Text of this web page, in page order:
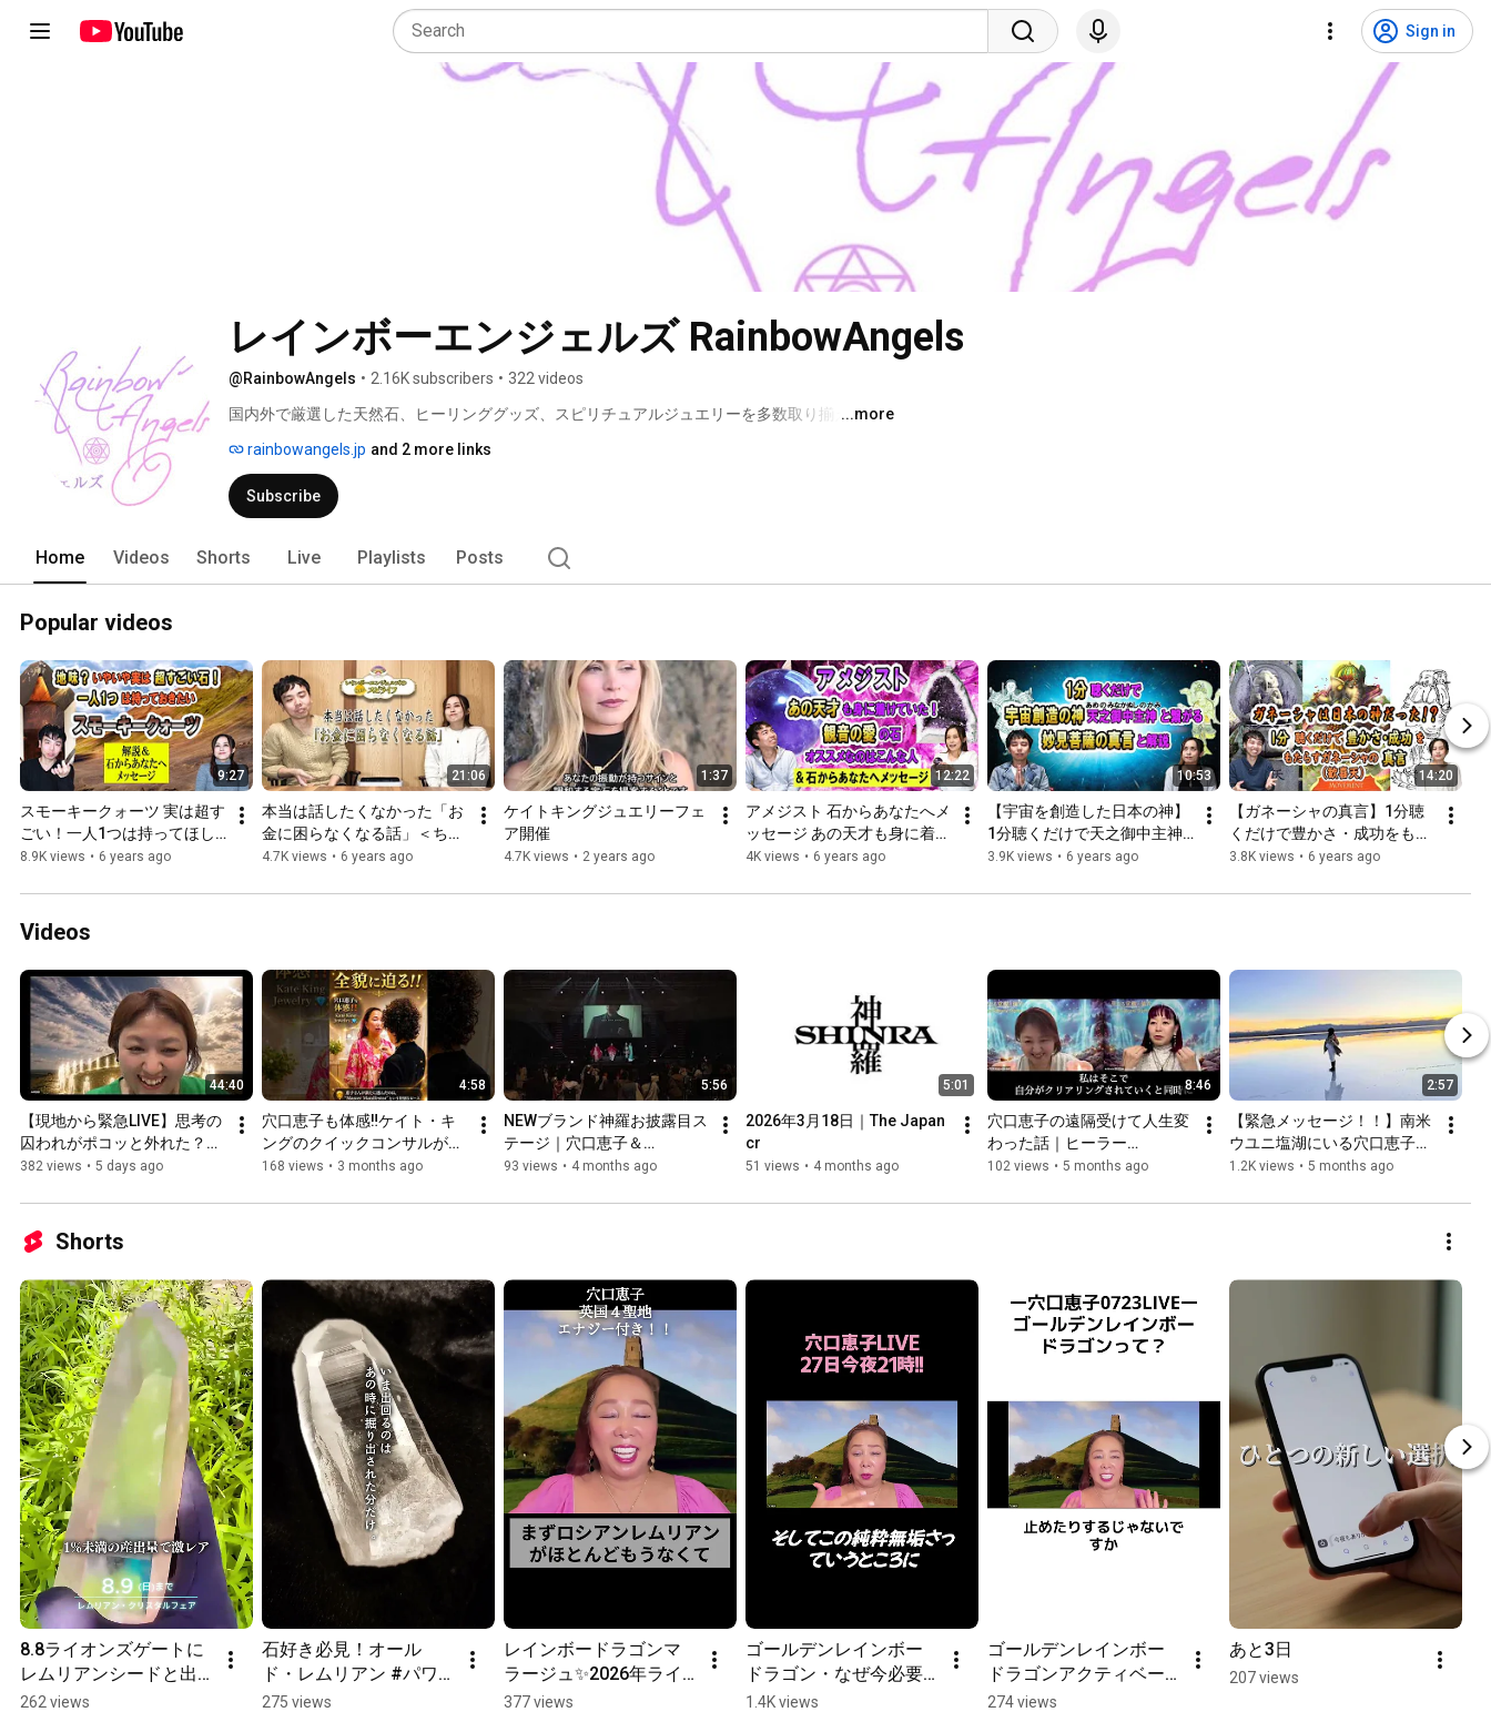
Sign in
レインボーエンジェルズ RainbowAngels
@RainbowAngels • 2.16K subscribers • 322 videos
国内外で厳選した天然石、ヒーリンググッズ、スピリチュアルジュエリーを多数取り揃える天
...more
rainbowangels.jp and 2 more links
Subscribe
Home Videos Shorts Live Playlists Posts
Popular videos
9:27
スモーキークォーツ 実は超す
ごい！一人1つは持ってほし
い＜ちょいスピライフ＞
8.9K views • 6 years ago
21:06
本当は話したくなかった「お
金に困らなくなる話」＜ちょ
いスピライフ＞
4.7K views • 6 years ago
1:37
ケイトキングジュエリーフェ
ア開催
4.7K views • 2 years ago
12:22
アメジスト 石からあなたへメ
ッセージ あの天才も身に着け
ていた！観音の愛の石 オスス
ピライフ＞
4K views • 6 years ago
10:53
【宇宙を創造した日本の神】
1分聴くだけで天之御中主神
と繋がる妙見菩薩の真言と解
3.9K views • 6 years ago
14:20
【ガネーシャの真言】1分聴
くだけで豊かさ・成功をもた
らす ガネーシャは日本の神だ
＞
3.8K views • 6 years ago
Videos
44:40
【現地から緊急LIVE】思考の
囚われがポコッと外れた？！
イギリスで起きた"まさかの
ブ）
382 views • 5 days ago
4:58
穴口恵子も体感‼️ケイト・キ
ングのクイックコンサルがす
ごすぎた！【覚醒レベル３】
につけ方
168 views • 3 months ago
5:56
NEWブランド神羅お披露目ス
テージ｜穴口恵子＆
RainbowAngels
93 views • 4 months ago
5:01
2026年3月18日｜The Japan
cr
51 views • 4 months ago
8:46
穴口恵子の遠隔受けて人生変
わった話｜ヒーラー
Airoco（愛ロコ）さんの場合
102 views • 5 months ago
2:57
【緊急メッセージ！！】南米
ウユニ塩湖にいる穴口恵子か
らのメッセージが届きまし
1.2K views • 5 months ago
Shorts
8.8ライオンズゲートに
レムリアンシードと出
会う
262 views
石好き必見！オール
ド・レムリアン #パワ
ーストーン #レムリア
275 views
レインボードラゴンマ
ラージュ✨2026年ライ
オンズゲート限定！！
377 views
ゴールデンレインボー
ドラゴン・なぜ今必要
なのか？
1.4K views
ゴールデンレインボー
ドラゴンアクティベー
ション・マラージュ
274 views
あと3日
207 views